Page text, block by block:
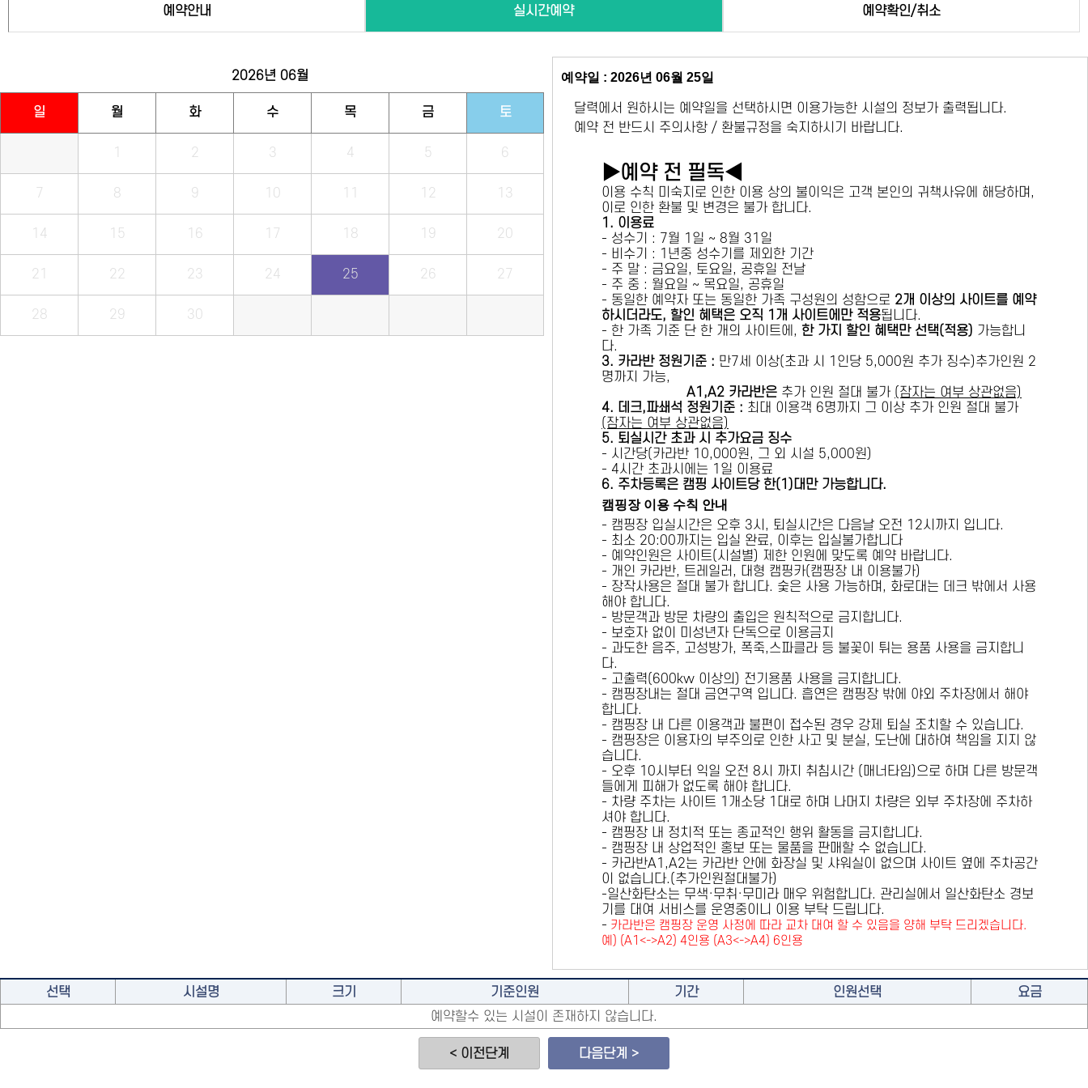
예약안내 실시간예약 예약확인/취소
2026년 06월
일 월 화 수 목 금 토
1 2 3 4 5 6
7 8 9 10 11 12 13
14 15 16 17 18 19 20
21 22 23 24 25 26 27
28 29 30
예약일 : 2026년 06월 25일
달력에서 원하시는 예약일을 선택하시면 이용가능한 시설의 정보가 출력됩니다.
예약 전 반드시 주의사항 / 환불규정을 숙지하시기 바랍니다.
▶예약 전 필독◀
이용 수칙 미숙지로 인한 이용 상의 불이익은 고객 본인의 귀책사유에 해당하며,
이로 인한 환불 및 변경은 불가 합니다.
1. 이용료
- 성수기 : 7월 1일 ~ 8월 31일
- 비수기 : 1년중 성수기를 제외한 기간
- 주 말 : 금요일, 토요일, 공휴일 전날
- 주 중 : 월요일 ~ 목요일, 공휴일
- 동일한 예약자 또는 동일한 가족 구성원의 성함으로 2개 이상의 사이트를 예약
하시더라도, 할인 혜택은 오직 1개 사이트에만 적용됩니다.
- 한 가족 기준 단 한 개의 사이트에, 한 가지 할인 혜택만 선택(적용) 가능합니
다.
3. 카라반 정원기준 : 만7세 이상(초과 시 1인당 5,000원 추가 징수)추가인원 2
명까지 가능,
A1,A2 카라반은 추가 인원 절대 불가 (잠자는 여부 상관없음)
4. 데크,파쇄석 정원기준 : ​최대 이용객 6명까지 그 이상 추가 인원 절대 불가
(잠자는 여부 상관없음)
5. 퇴실시간 초과 시 추가요금 징수
- 시간당(카라반 10,000원, 그 외 시설 5,000원)
- 4시간 초과시에는 1일 이용료
6. 주차등록은 캠핑 사이트당 한(1)대만 가능합니다.
캠핑장 이용 수칙 안내
- 캠핑장 입실시간은 오후 3시, 퇴실시간은 다음날 오전 12시까지 입니다.
- 최소 20:00까지는 입실 완료, 이후는 입실불가합니다
- 예약인원은 사이트(시설별) 제한 인원에 맞도록 예약 바랍니다.
- 개인 카라반, 트레일러, 대형 캠핑카(캠핑장 내 이용불가)
- 장작사용은 절대 불가 합니다. 숯은 사용 가능하며, 화로대는 데크 밖에서 사용
해야 합니다.
- 방문객과 방문 차량의 출입은 원칙적으로 금지합니다.
- 보호자 없이 미성년자 단독으로 이용금지
- 과도한 음주, 고성방가, 폭죽,스파클라 등 불꽃이 튀는 용품 사용을 금지합니
다.
- 고출력(600kw 이상의) 전기용품 사용을 금지합니다.
- 캠핑장내는 절대 금연구역 입니다. 흡연은 캠핑장 밖에 야외 주차장에서 해야
합니다.
- 캠핑장 내 다른 이용객과 불편이 접수된 경우 강제 퇴실 조치할 수 있습니다.
- 캠핑장은 이용자의 부주의로 인한 사고 및 분실, 도난에 대하여 책임을 지지 않
습니다.
- 오후 10시부터 익일 오전 8시 까지 취침시간 (매너타임)으로 하며 다른 방문객
들에게 피해가 없도록 해야 합니다.
- 차량 주차는 사이트 1개소당 1대로 하며 나머지 차량은 외부 주차장에 주차하
셔야 합니다.
- 캠핑장 내 정치적 또는 종교적인 행위 활동을 금지합니다.
- 캠핑장 내 상업적인 홍보 또는 물품을 판매할 수 없습니다.
- 카라반A1,A2는 카라반 안에 화장실 및 샤워실이 없으며 사이트 옆에 주차공간
이 없습니다.(추가인원절대불가)
-일산화탄소는 무색·무취·무미라 매우 위험합니다. 관리실에서 일산화탄소 경보
기를 대여 서비스를 운영중이니 이용 부탁 드립니다.
- 카라반은 캠핑장 운영 사정에 따라 교차 대여 할 수 있음을 양해 부탁 드리겠습니다.
예) (A1<->A2) 4인용 (A3<->A4) 6인용
선택 시설명 크기 기준인원 기간 인원선택
요금
예약할수 있는 시설이 존재하지 않습니다.
< 이전단계 다음단계 >